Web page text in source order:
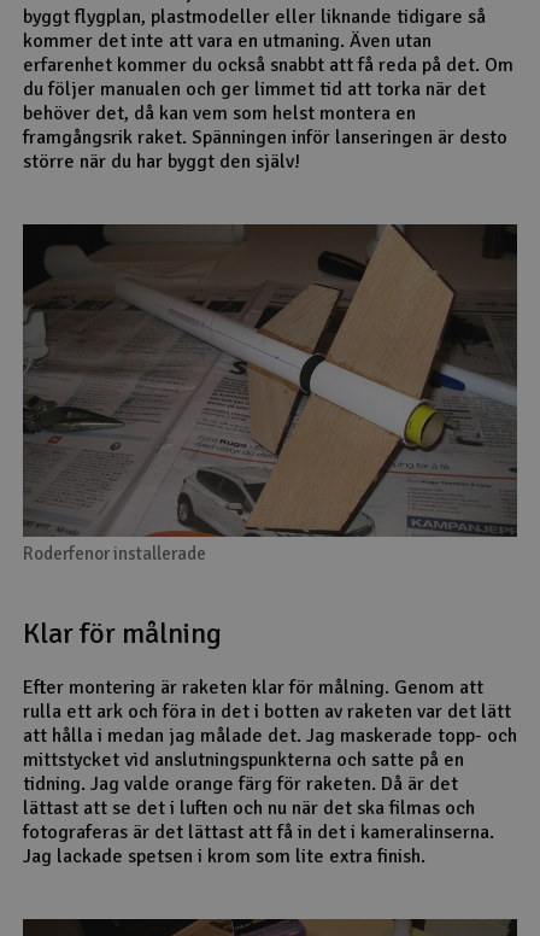
byggt flygplan, plastmodeller eller liknande tidigare så
kommer det inte att vara en utmaning. Även utan
erfarenhet kommer du också snabbt att få reda på det. Om
du följer manualen och ger limmet tid att torka när det
behöver det, då kan vem som helst montera en
framgångsrik raket. Spänningen inför lanseringen är desto
större när du har byggt den själv!
Roderfenor installerade
Klar för målning
Efter montering är raketen klar för målning. Genom att
rulla ett ark och föra in det i botten av raketen var det lätt
att hålla i medan jag målade det. Jag maskerade topp- och
mittstycket vid anslutningspunkterna och satte på en
tidning. Jag valde orange färg för raketen. Då är det
lättast att se det i luften och nu när det ska filmas och
fotograferas är det lättast att få in det i kameralinserna.
Jag lackade spetsen i krom som lite extra finish.